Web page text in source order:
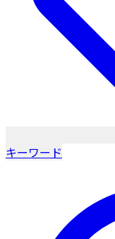
キーワード